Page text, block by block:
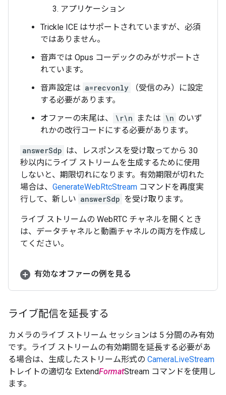
アプリケーション
Trickle ICE はサポートされていますが、必須
ではありません。
音声では Opus コーデックのみがサポートさ
れています。
音声設定は a=recvonly
（受信のみ）に設定
する必要があります。
オファーの末尾は、
\r\n または \n のいず
れかの改行コードにする必要があります。
answerSdp は、レスポンスを受け取ってから 30
秒以内にライブ ストリームを生成するために使用
しないと、期限切れになります。有効期限が切れた
場合は、 GenerateWebRtcStream コマンドを再度実
行して、新しい answerSdp を受け取ります。
ライブ ストリームの WebRTC チャネルを開くとき
は、データチャネルと動画チャネルの両方を作成し
てください。
有効なオファーの例を見る
ライブ配信を延長する
カメラのライブ ストリーム セッションは 5 分間のみ有効
です。ライブ ストリームの有効期間を延長する必要があ
る場合は、生成したストリーム形式の CameraLiveStream
トレイトの適切な ExtendFormatStream コマンドを使用し
ます。